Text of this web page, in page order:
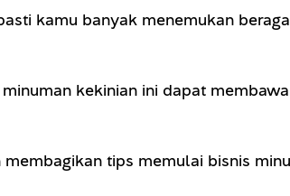
kamu banyak menemukan
kekinian ini dapat
tips memulai bisnis